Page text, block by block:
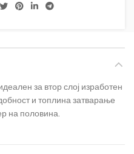
за втор слој изработен
и топлина затварање
на половина.